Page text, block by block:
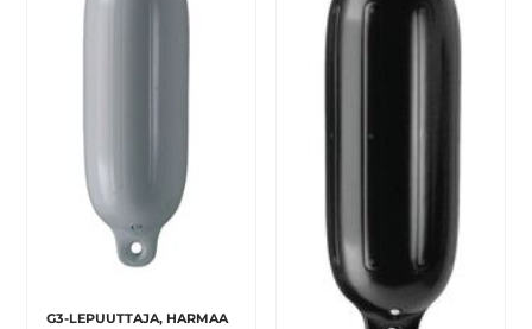
G3-LEPUUTTAJA, HARMAA